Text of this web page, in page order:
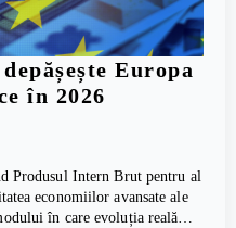
Europa
în 2026
Produsul Intern Brut pentru al
economiilor avansate ale
în care evoluția reală…